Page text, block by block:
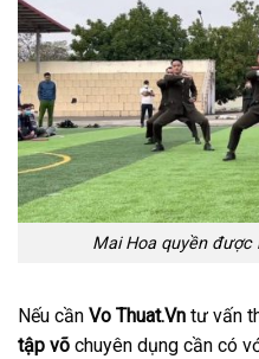
Mai Hoa quyền được
Nếu cần Vo Thuat.Vn tư vấn
tập võ chuyên dụng cần có